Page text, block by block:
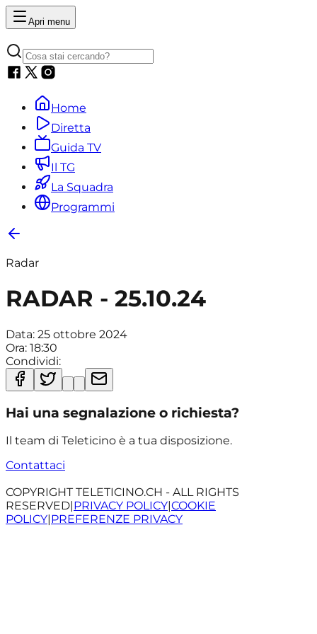
Apri menu
Home
Diretta
Guida TV
Il TG
La Squadra
Programmi
Radar
RADAR - 25.10.24
Data: 25 ottobre 2024
Ora: 18:30
Condividi:
Hai una segnalazione o richiesta?
Il team di Teleticino è a tua disposizione.
Contattaci
COPYRIGHT TELETICINO.CH - ALL RIGHTS
RESERVED|PRIVACY POLICY|COOKIE
POLICY|PREFERENZE PRIVACY